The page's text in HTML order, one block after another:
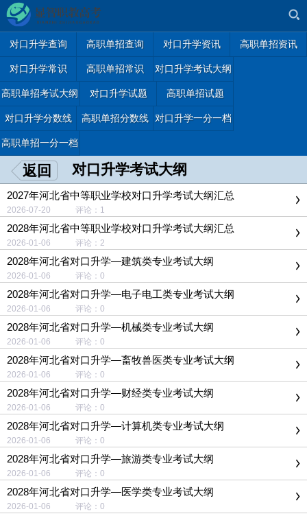
对口升学查询 高职单招查询 对口升学资讯 高职单招资讯
对口升学常识 高职单招常识 对口升学考试大纲
高职单招考试大纲 对口升学试题 高职单招试题
对口升学分数线 高职单招分数线 对口升学一分一档
高职单招一分一档
返回 对口升学考试大纲
2027年河北省中等职业学校对口升学考试大纲汇总
2026-07-20 评论：1
2028年河北省中等职业学校对口升学考试大纲汇总
2026-01-06 评论：2
2028年河北省对口升学—建筑类专业考试大纲
2026-01-06 评论：0
2028年河北省对口升学—电子电工类专业考试大纲
2026-01-06 评论：0
2028年河北省对口升学—机械类专业考试大纲
2026-01-06 评论：0
2028年河北省对口升学—畜牧兽医类专业考试大纲
2026-01-06 评论：0
2028年河北省对口升学—财经类专业考试大纲
2026-01-06 评论：0
2028年河北省对口升学—计算机类专业考试大纲
2026-01-06 评论：0
2028年河北省对口升学—旅游类专业考试大纲
2026-01-06 评论：0
2028年河北省对口升学—医学类专业考试大纲
2026-01-06 评论：0